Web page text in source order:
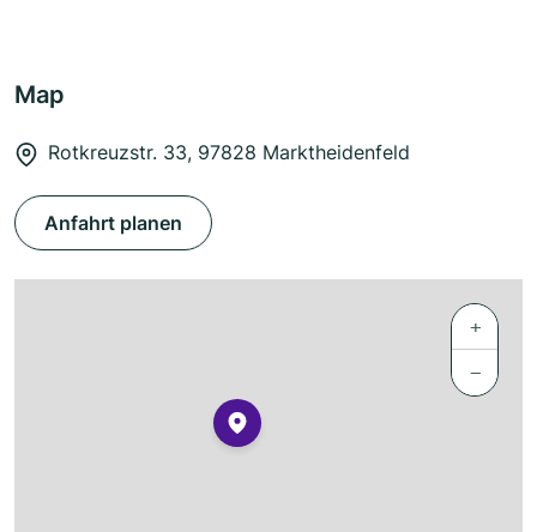
Map
Rotkreuzstr. 33, 97828 Marktheidenfeld
Anfahrt planen
+
−